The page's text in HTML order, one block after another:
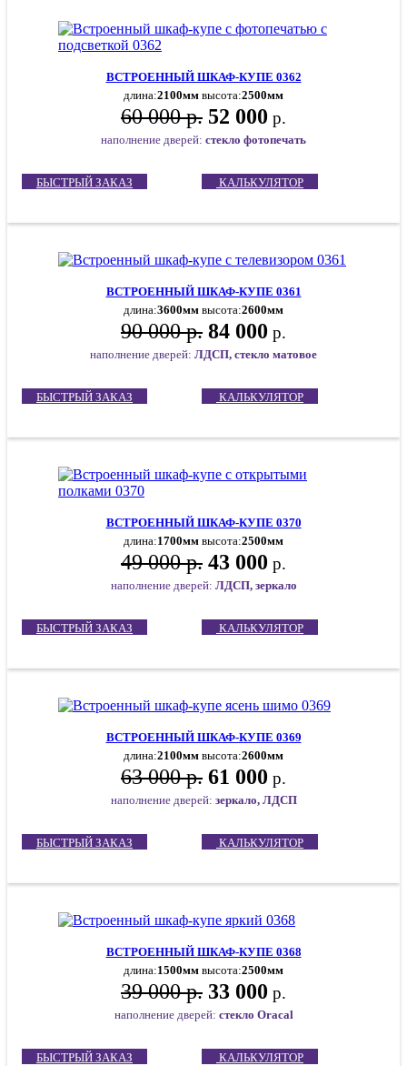
ВСТРОЕННЫЙ ШКАФ-КУПЕ 0362
длина:2100мм высота:2500мм
60 000 р. 52 000 р.
наполнение дверей: стекло фотопечать
БЫСТРЫЙ ЗАКАЗ КАЛЬКУЛЯТОР
ВСТРОЕННЫЙ ШКАФ-КУПЕ 0361
длина:3600мм высота:2600мм
90 000 р. 84 000 р.
наполнение дверей: ЛДСП, стекло матовое
БЫСТРЫЙ ЗАКАЗ КАЛЬКУЛЯТОР
ВСТРОЕННЫЙ ШКАФ-КУПЕ 0370
длина:1700мм высота:2500мм
49 000 р. 43 000 р.
наполнение дверей: ЛДСП, зеркало
БЫСТРЫЙ ЗАКАЗ КАЛЬКУЛЯТОР
ВСТРОЕННЫЙ ШКАФ-КУПЕ 0369
длина:2100мм высота:2600мм
63 000 р. 61 000 р.
наполнение дверей: зеркало, ЛДСП
БЫСТРЫЙ ЗАКАЗ КАЛЬКУЛЯТОР
ВСТРОЕННЫЙ ШКАФ-КУПЕ 0368
длина:1500мм высота:2500мм
39 000 р. 33 000 р.
наполнение дверей: стекло Oracal
БЫСТРЫЙ ЗАКАЗ КАЛЬКУЛЯТОР